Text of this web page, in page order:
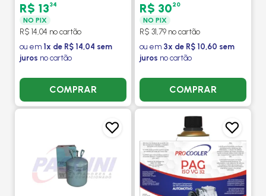
R$ 1334
NO PIX
R$ 14,04 no cartão
ou em 1x de R$ 14,04 sem
juros no cartão
COMPRAR
R$ 3020
NO PIX
R$ 31,79 no cartão
ou em 3x de R$ 10,60 sem
juros no cartão
COMPRAR